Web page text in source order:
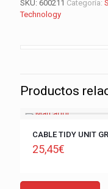
SKU: 600211 Categoría:
Technology
Productos
CABLE TIDY UNIT
25,45€